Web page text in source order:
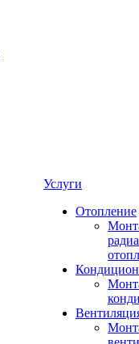
Услуги
Отопление